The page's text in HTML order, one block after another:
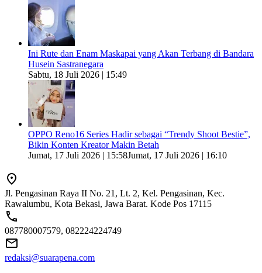
Ini Rute dan Enam Maskapai yang Akan Terbang di Bandara
Husein Sastranegara
Sabtu, 18 Juli 2026 | 15:49
OPPO Reno16 Series Hadir sebagai “Trendy Shoot Bestie”,
Bikin Konten Kreator Makin Betah
Jumat, 17 Juli 2026 | 15:58Jumat, 17 Juli 2026 | 16:10
Jl. Pengasinan Raya II No. 21, Lt. 2, Kel. Pengasinan, Kec.
Rawalumbu, Kota Bekasi, Jawa Barat. Kode Pos 17115
087780007579, 082224224749
redaksi@suarapena.com